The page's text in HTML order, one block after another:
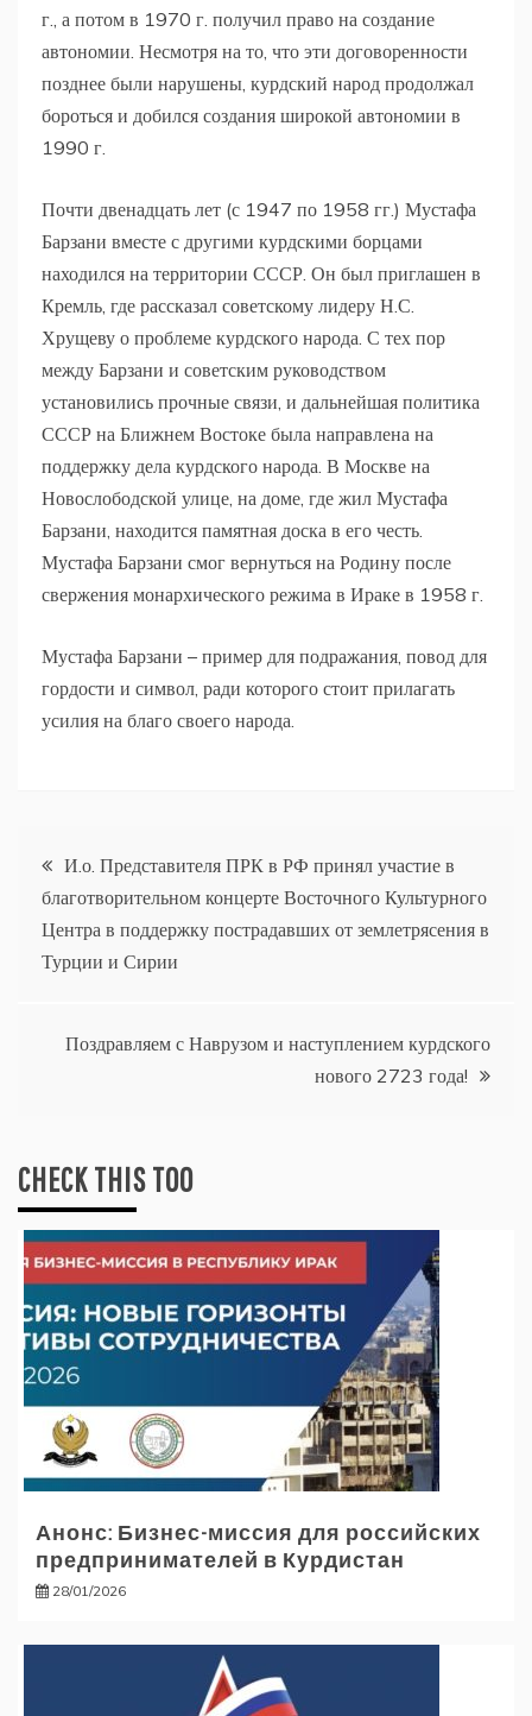
г., а потом в 1970 г. получил право на создание
автономии. Несмотря на то, что эти договоренности
позднее были нарушены, курдский народ продолжал
бороться и добился создания широкой автономии в
1990 г.
Почти двенадцать лет (с 1947 по 1958 гг.) Мустафа
Барзани вместе с другими курдскими борцами
находился на территории СССР. Он был приглашен в
Кремль, где рассказал советскому лидеру Н.С.
Хрущеву о проблеме курдского народа. С тех пор
между Барзани и советским руководством
установились прочные связи, и дальнейшая политика
СССР на Ближнем Востоке была направлена на
поддержку дела курдского народа. В Москве на
Новослободской улице, на доме, где жил Мустафа
Барзани, находится памятная доска в его честь.
Мустафа Барзани смог вернуться на Родину после
свержения монархического режима в Ираке в 1958 г.
Мустафа Барзани – пример для подражания, повод для
гордости и символ, ради которого стоит прилагать
усилия на благо своего народа.
Навигация
по
записям
И.о. Представителя ПРК в РФ принял участие в
благотворительном концерте Восточного Культурного
Центра в поддержку пострадавших от землетрясения в
Турции и Сирии
Поздравляем с Наврузом и наступлением курдского
нового 2723 года!
CHECK THIS TOO
Анонс: Бизнес-миссия для российских
предпринимателей в Курдистан
28/01/2026